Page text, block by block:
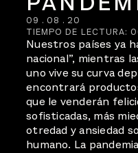
09 . 08 . 20
TIEMPO DE LECTURA:
Nuestros países ya
nacional”, mientras
uno vive su curva
encontrará
que le venderán
sofisticadas, más
otredad y ansiedad
humano. La